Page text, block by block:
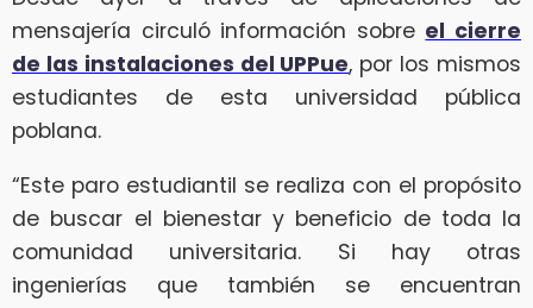
mensajería circuló información sobre el cierre
de las instalaciones del UPPue, por los mismos
estudiantes de esta universidad pública
poblana.
“Este paro estudiantil se realiza con el propósito
de buscar el bienestar y beneficio de toda la
comunidad universitaria. Si hay otras
ingenierías que también se encuentran